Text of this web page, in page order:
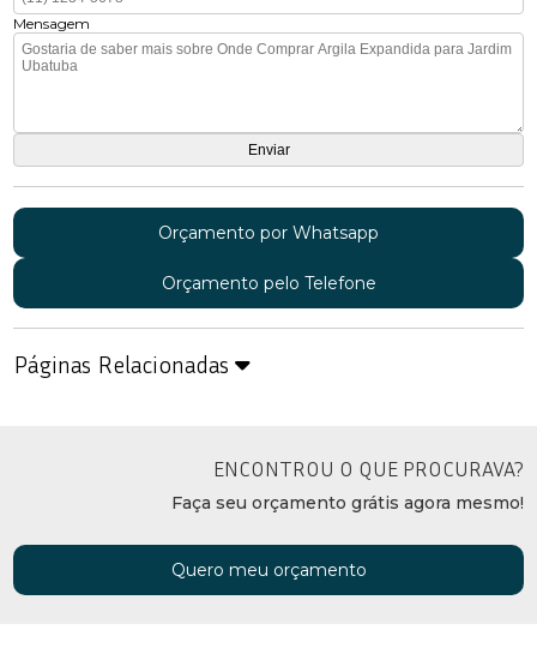
Mensagem
Orçamento por Whatsapp
Orçamento pelo Telefone
Páginas Relacionadas
ENCONTROU O QUE PROCURAVA?
Faça seu orçamento grátis agora mesmo!
Quero meu orçamento